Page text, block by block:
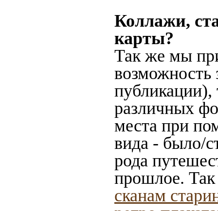
Коллажи,
карты?
Так же мы
возможность
публикации),
различных
места при
вида - было/
рода
прошлое.
сканам